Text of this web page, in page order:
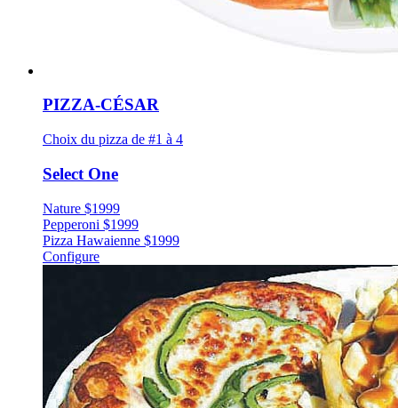
PIZZA-CÉSAR
Choix du pizza de #1 à 4
Select One
Nature $1999
Pepperoni $1999
Pizza Hawaienne $1999
Configure